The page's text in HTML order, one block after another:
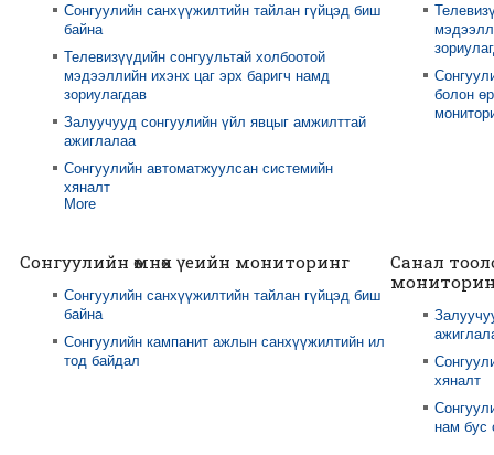
Сонгуулийн санхүүжилтийн тайлан гүйцэд биш
байна
Телевизүүдийн сонгуультай холбоотой
мэдээллийн ихэнх цаг эрх баригч намд
зориулагдав
Залуучууд сонгуулийн үйл явцыг амжилттай
ажиглалаа
Сонгуулийн автоматжуулсан системийн
хяналт
More
болон
Сонгуулийн өмнөх үеийн мониторинг
Сонгуулийн санхүүжилтийн тайлан гүйцэд биш
байна
Сонгуулийн кампанит ажлын санхүүжилтийн ил
тод байдал
Санал
хяналт
нам бус